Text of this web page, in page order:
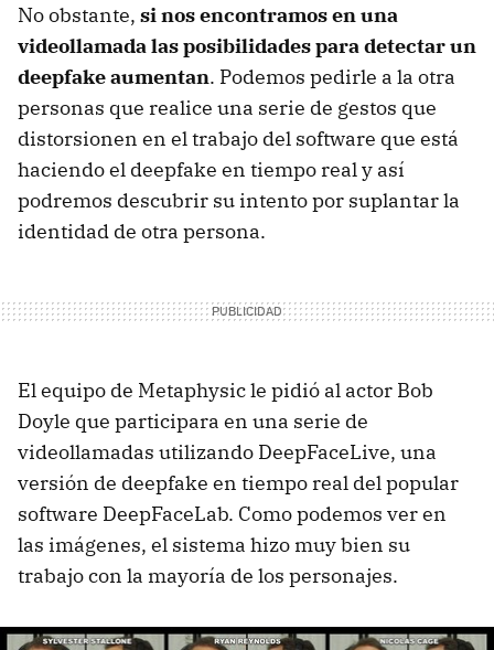
No obstante, si nos encontramos en una
videollamada las posibilidades para detectar un
deepfake aumentan. Podemos pedirle a la otra
personas que realice una serie de gestos que
distorsionen en el trabajo del software que está
haciendo el deepfake en tiempo real y así
podremos descubrir su intento por suplantar la
identidad de otra persona.
El equipo de Metaphysic le pidió al actor Bob
Doyle que participara en una serie de
videollamadas utilizando DeepFaceLive, una
versión de deepfake en tiempo real del popular
software DeepFaceLab. Como podemos ver en
las imágenes, el sistema hizo muy bien su
trabajo con la mayoría de los personajes.